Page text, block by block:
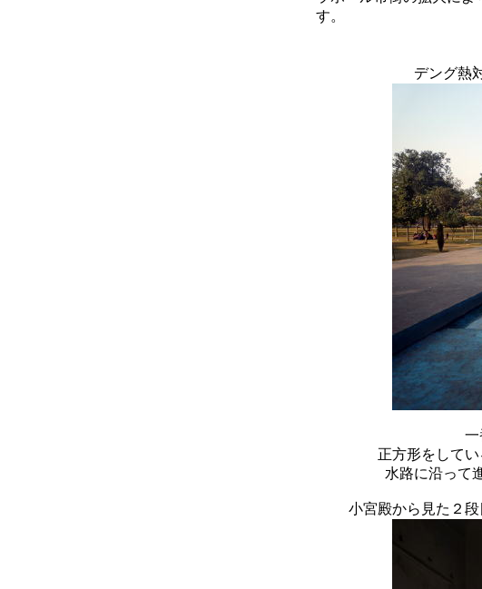
す。
デング熱
一
正方形をして
水路に沿って
小宮殿から見た２